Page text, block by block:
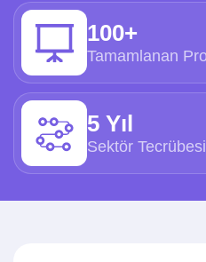
100+
Tamamlanan
5 Yıl
Sektör Tecrübesi